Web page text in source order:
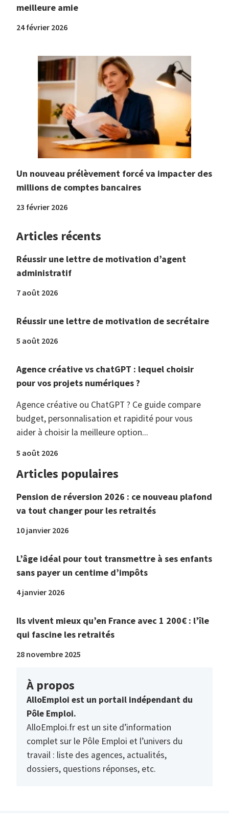
meilleure amie
24 février 2026
Un nouveau prélèvement forcé va impacter des
millions de comptes bancaires
23 février 2026
Articles récents
Réussir une lettre de motivation d’agent
administratif
7 août 2026
Réussir une lettre de motivation de secrétaire
5 août 2026
Agence créative vs chatGPT : lequel choisir
pour vos projets numériques ?
Agence créative ou ChatGPT ? Ce guide compare
budget, personnalisation et rapidité pour vous
aider à choisir la meilleure option...
5 août 2026
Articles populaires
Pension de réversion 2026 : ce nouveau plafond
va tout changer pour les retraités
10 janvier 2026
L’âge idéal pour tout transmettre à ses enfants
sans payer un centime d’impôts
4 janvier 2026
Ils vivent mieux qu’en France avec 1 200€ : l’île
qui fascine les retraités
28 novembre 2025
À propos
AlloEmploi est un portail indépendant du
Pôle Emploi.
AlloEmploi.fr est un site d’information
complet sur le Pôle Emploi et l’univers du
travail : liste des agences, actualités,
dossiers, questions réponses, etc.